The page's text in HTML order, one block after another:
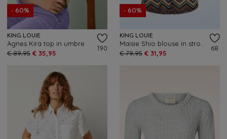
- 60%
KING LOUIE
Agnes Kira top in umbre
€ 89,95 € 35,95
190
- 60%
KING LOUIE
€ 79,95 € 31,95
68